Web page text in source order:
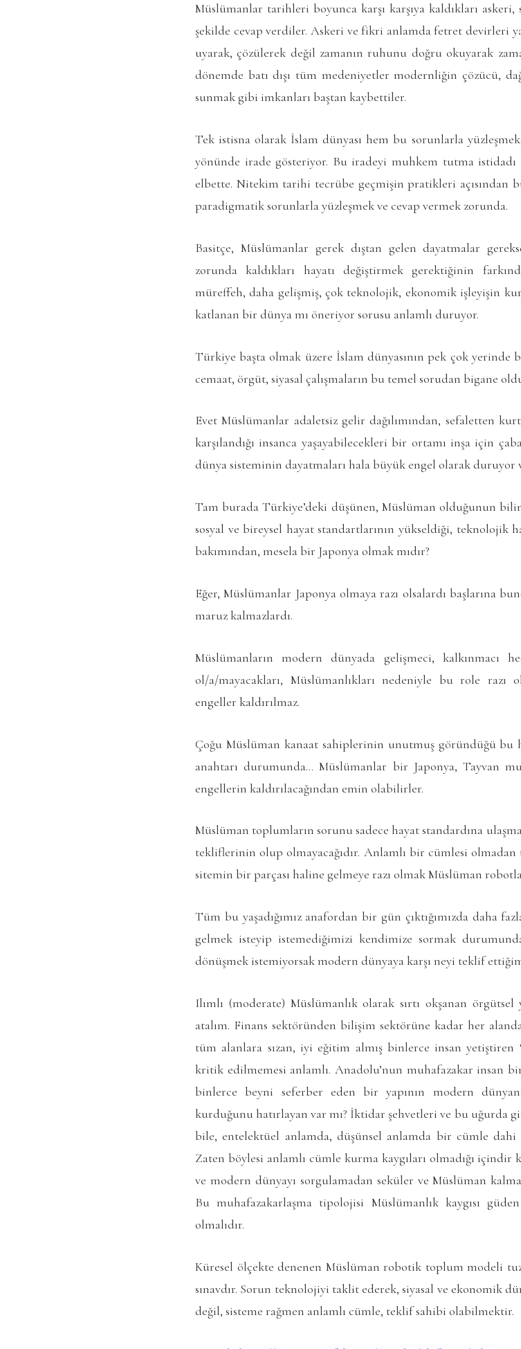
Müslümanlar tarihleri boyunca karşı karşıya kaldıkları
şekilde cevap verdiler. Askeri ve fikri anlamda fetret devirleri
uyarak, çözülerek değil zamanın ruhunu doğru okuyarak
dönemde batı dışı tüm medeniyetler modernliğin çözücü,
sunmak gibi imkanları baştan kaybettiler.
Tek istisna olarak İslam dünyası hem bu sorunlarla
yönünde irade gösteriyor. Bu iradeyi muhkem tutma
elbette. Nitekim tarihi tecrübe geçmişin pratikleri açısından
paradigmatik sorunlarla yüzleşmek ve cevap vermek zorunda.
Basitçe, Müslümanlar gerek dıştan gelen dayatmalar
zorunda kaldıkları hayatı değiştirmek gerektiğinin
müreffeh, daha gelişmiş, çok teknolojik, ekonomik işleyişin
katlanan bir dünya mı öneriyor sorusu anlamlı duruyor.
Türkiye başta olmak üzere İslam dünyasının pek çok yerinde
cemaat, örgüt, siyasal çalışmaların bu temel sorudan bigane
Evet Müslümanlar adaletsiz gelir dağılımından, sefaletten
karşılandığı insanca yaşayabilecekleri bir ortamı inşa için
dünya sisteminin dayatmaları hala büyük engel olarak duruyor
Tam burada Türkiye’deki düşünen, Müslüman olduğunun
sosyal ve bireysel hayat standartlarının yükseldiği, teknolojik
bakımından, mesela bir Japonya olmak mıdır?
Eğer, Müslümanlar Japonya olmaya razı olsalardı başlarına
maruz kalmazlardı.
Müslümanların modern dünyada gelişmeci, kalkınmacı
ol/a/mayacakları, Müslümanlıkları nedeniyle bu role
engeller kaldırılmaz.
Çoğu Müslüman kanaat sahiplerinin unutmuş göründüğü bu
anahtarı durumunda… Müslümanlar bir Japonya, Tayvan
engellerin kaldırılacağından emin olabilirler.
Müslüman toplumların sorunu sadece hayat standardına
tekliflerinin olup olmayacağıdır. Anlamlı bir cümlesi
sitemin bir parçası haline gelmeye razı olmak Müslüman
Tüm bu yaşadığımız anafordan bir gün çıktığımızda daha
gelmek isteyip istemediğimizi kendimize sormak
dönüşmek istemiyorsak modern dünyaya karşı neyi teklif
Ilımlı (moderate) Müslümanlık olarak sırtı okşanan
atalım. Finans sektöründen bilişim sektörüne kadar her
tüm alanlara sızan, iyi eğitim almış binlerce insan yetiştiren
kritik edilmemesi anlamlı. Anadolu’nun muhafazakar insan
binlerce beyni seferber eden bir yapının modern
kurduğunu hatırlayan var mı? İktidar şehvetleri ve bu uğurda
bile, entelektüel anlamda, düşünsel anlamda bir cümle
Zaten böylesi anlamlı cümle kurma kaygıları olmadığı
ve modern dünyayı sorgulamadan seküler ve Müslüman
Bu muhafazakarlaşma tipolojisi Müslümanlık kaygısı
olmalıdır.
Küresel ölçekte denenen Müslüman robotik toplum modeli
sınavdır. Sorun teknolojiyi taklit ederek, siyasal ve ekonomik
değil, sisteme rağmen anlamlı cümle, teklif sahibi olabilmektir.